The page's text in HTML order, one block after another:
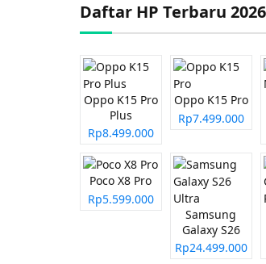
Daftar HP Terbaru 2026
Oppo K15 Pro
Plus
Rp8.499.000
Oppo K15 Pro
Rp7.499.000
Poco X8 Pro
Rp5.599.000
Samsung
Galaxy S26
Ultra
Rp24.499.000